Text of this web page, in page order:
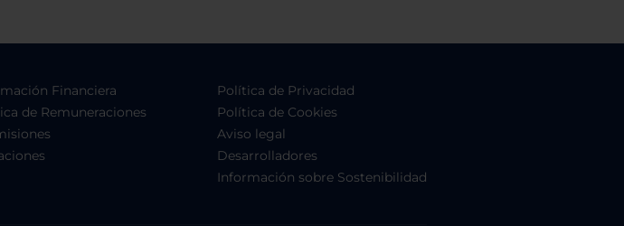
Financiera
de Remuneraciones
Política de Privacidad
Política de Cookies
Aviso legal
Desarrolladores
Información sobre Sostenibilidad